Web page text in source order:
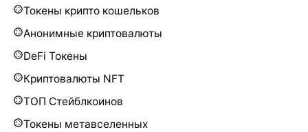
Токены крипто кошельков
Анонимные криптовалюты
DeFi Токены
Криптовалюты NFT
ТОП Стейблкоинов
Токены метавселенных